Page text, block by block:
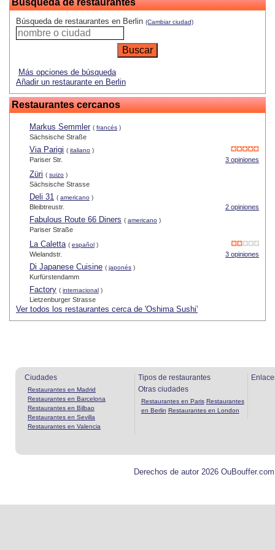
Búsqueda de restaurantes
Búsqueda de restaurantes en Berlin (Cambiar ciudad)
Más opciones de búsqueda
Añadir un restaurante en Berlin
Restaurantes cercanos
Markus Semmler ( francés )
Sächsische Straße
Via Parigi ( italiano )
3 opiniones
Pariser Str.
Züri ( suizo )
Sächsische Strasse
Deli 31 ( americano )
2 opiniones
Bleibtreustr.
Fabulous Route 66 Diners ( americano )
Pariser Straße
La Caletta ( español )
3 opiniones
Wielandstr.
Di Japanese Cuisine ( japonés )
Kurfürstendamm
Factory ( internacional )
Lietzenburger Strasse
Ver todos los restaurantes cerca de 'Oshima Sushi'
Ciudades
Restaurantes en Madrid
Restaurantes en Barcelona
Restaurantes en Bilbao
Restaurantes en Sevilla
Restaurantes en Valencia
Tipos de restaurantes
Otras ciudades
Restaurantes en Paris Restaurantes
en Berlin Restaurantes en London
Derechos de autor 2026